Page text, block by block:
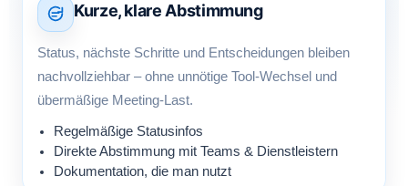
Kurze, klare Abstimmung
Status, nächste Schritte und Entscheidungen bleiben
nachvollziehbar – ohne unnötige Tool-Wechsel und
übermäßige Meeting-Last.
Regelmäßige Statusinfos
Direkte Abstimmung mit Teams & Dienstleistern
Dokumentation, die man nutzt